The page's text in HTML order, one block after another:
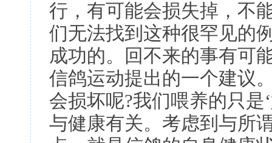
行，有可能会损失掉，不
们无法找到这种很罕见的
成功的。回不来的事有可
信鸽运动提出的一个建议
会损坏呢?我们喂养的只是
与健康有关。考虑到与所